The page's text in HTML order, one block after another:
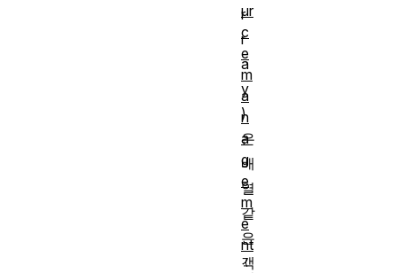
r
r
a
y
)
은
배
열
같
은
객
ur
c
e
m
a
n
a
g
e
m
e
nt